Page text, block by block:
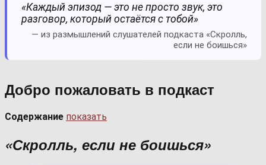
«Каждый эпизод — это не просто звук, это
разговор, который остаётся с тобой»
— из размышлений слушателей подкаста «Скролль,
если не боишься»
Добро пожаловать в подкаст
Содержание показать
«Скролль, если не боишься»